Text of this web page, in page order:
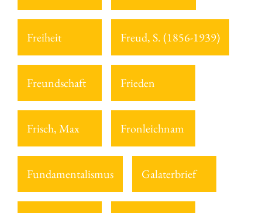
Freiheit Freud, S. (1856-1939)
Freundschaft Frieden
Frisch, Max Fronleichnam
Fundamentalismus Galaterbrief